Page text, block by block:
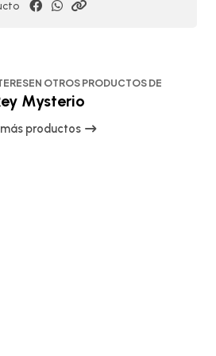
OTROS PRODUCTOS DE
Mysterio
productos